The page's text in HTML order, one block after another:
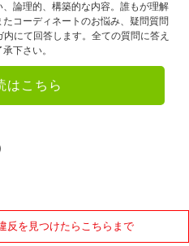
論理的、構築的な内容。誰もが理解
コーディネートのお悩み、疑問質問
にて回答します。全ての質問に答え
下さい。
はこちら
反を見つけたらこちらまで
3月
9月
6月